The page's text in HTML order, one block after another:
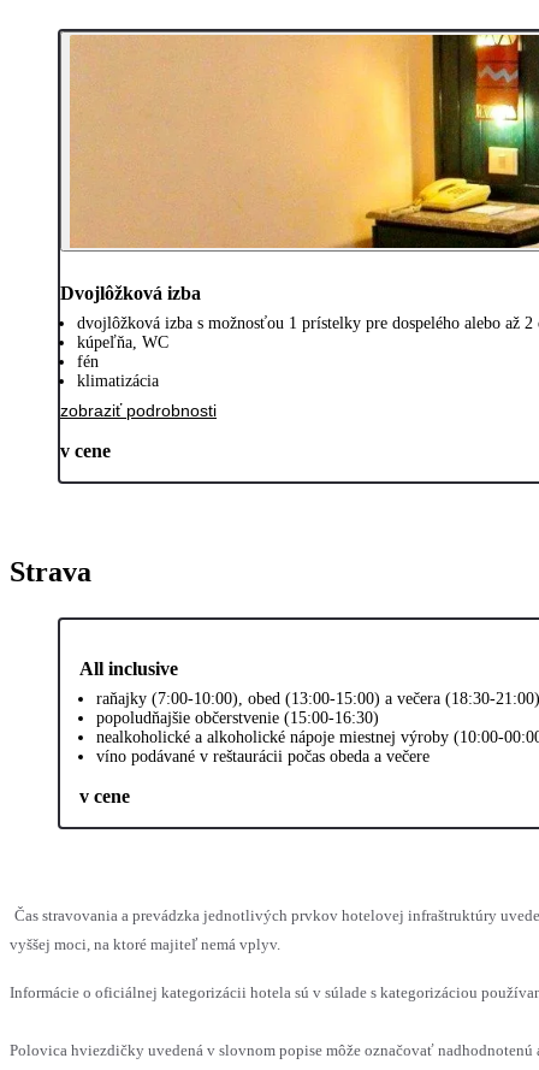
Dvojlôžková izba
dvojlôžková izba s možnosťou 1 prístelky pre dospelého alebo až
kúpeľňa, WC
fén
klimatizácia
zobraziť podrobnosti
v cene
Strava
All inclusive
raňajky (7:00-10:00), obed (13:00-15:00) a večera (18:30-
popoludňajšie občerstvenie (15:00-16:30)
nealkoholické a alkoholické nápoje miestnej výroby (10:00-
víno podávané v reštaurácii počas obeda a večere
v cene
Čas stravovania a prevádzka jednotlivých prvkov hotelovej infraštruktúry
vyššej moci, na ktoré majiteľ nemá vplyv.
Informácie o oficiálnej kategorizácii hotela sú v súlade s kategorizáciou
Polovica hviezdičky uvedená v slovnom popise môže označovať